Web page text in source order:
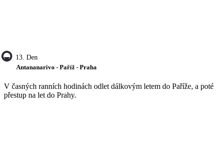
13. Den
Antananarivo - Paříž - Praha
V časných ranních hodinách odlet dálkovým letem do Paříže, a poté
přestup na let do Prahy.